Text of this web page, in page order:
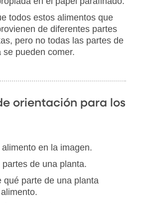
todos estos alimentos que
de diferentes partes
pero no todas las partes de
se pueden comer.
orientación para los
en la imagen.
de una planta.
qué parte de una planta